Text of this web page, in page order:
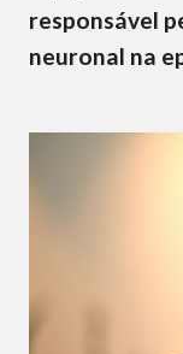
responsável
neuronal na